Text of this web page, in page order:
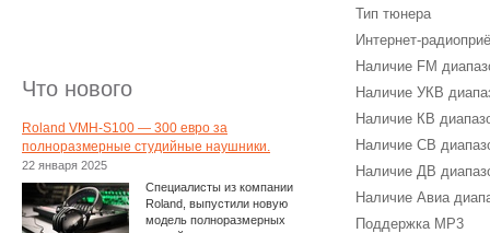
Тип тюнера
Интернет-
Наличие FM
Наличие УКВ
Наличие КВ
Наличие СВ
Наличие ДВ
Наличие Авиа
Поддержка MP3
Что нового
Roland VMH-S100 — 300 евро за
полноразмерные студийные наушники.
22 января 2025
Специалисты из компании
Roland, выпустили новую
модель полноразмерных